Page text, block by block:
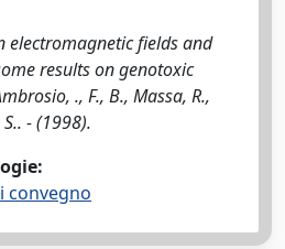
electromagnetic fields and
results on genotoxic
., F., B., Massa, R.,
S.. - (1998).
convegno